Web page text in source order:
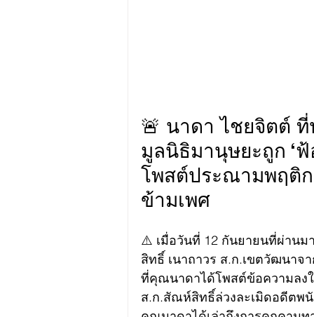
🚨 นาดา ไชยจิตต์
มูลนิธิมานุษยะถูก ‘
โพสต์ประณามพฤติ
ข้ามเพศ
⚠️ เมื่อวันที่ 12 กันยายนที่ผ่านม
สิทธิ์ เนาถาวร ส.ก.เขตวัฒนา
ที่คุณนาดาได้โพสต์ข้อความลง
ส.ก.สัณห์สิทธิ์ล่วงละเมิดอดีตพ